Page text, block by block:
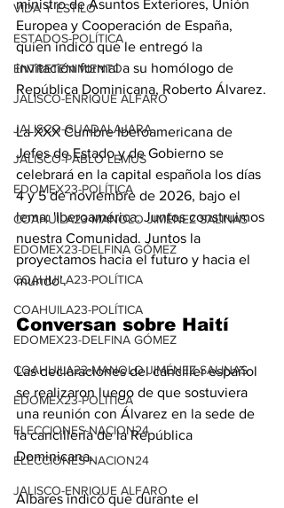
VIDA Y ESTILO
ESTADOS-POLÍTICA
ENTRETENIMIENTO
JALISCO-ENRIQUE ALFARO
JALISCO-GUADALAJARA
JALISCO-PABLO LEMUS
EDOMEX23-POLÍTICA
COAHUILA23-MANOLO JIMÉNEZ SALINAS
EDOMEX23-DELFINA GÓMEZ
COAHUILA23-POLÍTICA
COAHUILA23-POLÍTICA
EDOMEX23-DELFINA GÓMEZ
COAHUILA23-MANOLO JIMÉNEZ SALINAS
EDOMEX23-POLÍTICA
ELECCIONES-NACION24
ELECCIONES-NACION24
JALISCO-ENRIQUE ALFARO
ministro de Asuntos Exteriores, Unión
Europea y Cooperación de España,
quien indicó que le entregó la
invitación formal a su homólogo de
República Dominicana, Roberto Álvarez.
La XXX Cumbre Iberoamericana de
Jefes de Estado y de Gobierno se
celebrará en la capital española los días
4 y 5 de noviembre de 2026, bajo el
lema: 'Iberoamérica. Juntos construimos
nuestra Comunidad. Juntos la
proyectamos hacia el futuro y hacia el
mundo’.
Conversan sobre Haití
Las declaraciones del canciller español
se realizaron luego de que sostuviera
una reunión con Álvarez en la sede de
la cancillería de la República
Dominicana.
Albares indicó que durante el